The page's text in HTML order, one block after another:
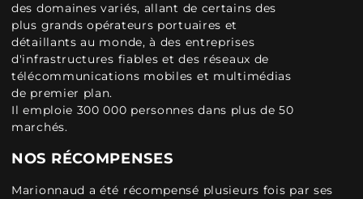
des domaines variés, allant de certains des
plus grands opérateurs portuaires et
détaillants au monde, à des entreprises
d'infrastructures fiables et des réseaux de
télécommunications mobiles et multimédias
de premier plan.
Il emploie 300 000 personnes dans plus de 50
marchés.
NOS RÉCOMPENSES
Marionnaud a été récompensé plusieurs fois par ses